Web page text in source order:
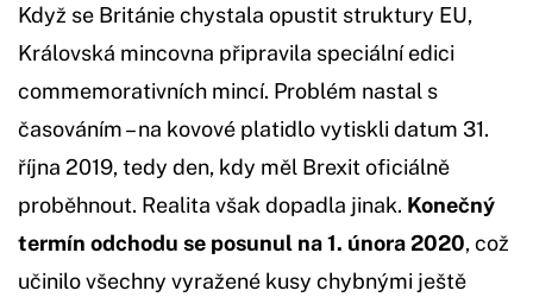
Když se Británie chystala opustit struktury EU,
Královská mincovna připravila speciální edici
commemorativních mincí. Problém nastal s
časováním – na kovové platidlo vytiskli datum 31.
října 2019, tedy den, kdy měl Brexit oficiálně
proběhnout. Realita však dopadla jinak. Konečný
termín odchodu se posunul na 1. února 2020, což
učinilo všechny vyražené kusy chybnými ještě